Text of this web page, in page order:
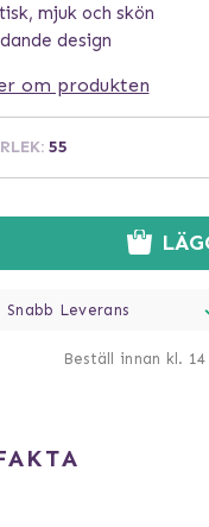
mjuk och skön
design
om produkten
: 55
Snabb Leverans
Beställ innan kl.